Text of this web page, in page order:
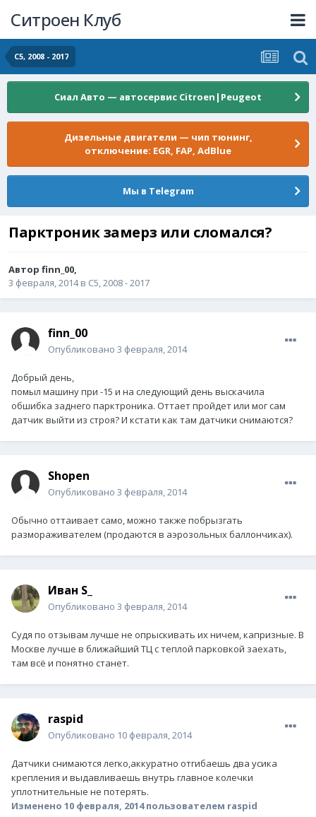
Ситроен Клуб
С5, 2008 - 2017
Сиал Авто — автосервис Citroen|Peugeot
Дизельные двигатели — чип тюнинг,
отключение: EGR, FAP, AdBlue
Мы в Telegram
Парктроник замерз или сломался?
Автор finn_00,
3 февраля, 2014в С5, 2008 - 2017
finn_00
Опубликовано 3 февраля, 2014
Добрый день,
помыл машину при -15 и на следующий день выскачила
обшибка заднего парктроника. Оттает пройдет или мог сам
датчик выйти из строя? И кстати как там датчики снимаются?
Shopen
Опубликовано 3 февраля, 2014
Обычно оттаивает само, можно также побрызгать
размораживателем (продаются в аэрозольных баллончиках).
Иван S_
Опубликовано 3 февраля, 2014
Судя по отзывам лучше не опрыскивать их ничем, капризные. В
Москве лучше в ближайший ТЦ с теплой парковкой заехать,
там всё и понятно станет.
raspid
Опубликовано 10 февраля, 2014
Датчики снимаются легко,аккуратно отгибаешь два усика
крепления и выдавливаешь внутрь главное колечки
уплотнительные не потерять.
Изменено 10 февраля, 2014пользователем raspid